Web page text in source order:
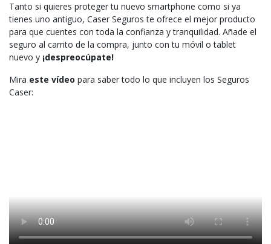
Tanto si quieres proteger tu nuevo smartphone como si ya
tienes uno antiguo, Caser Seguros te ofrece el mejor producto
para que cuentes con toda la confianza y tranquilidad. Añade el
seguro al carrito de la compra, junto con tu móvil o tablet
nuevo y ¡despreocúpate!
Mira este vídeo para saber todo lo que incluyen los Seguros
Caser: